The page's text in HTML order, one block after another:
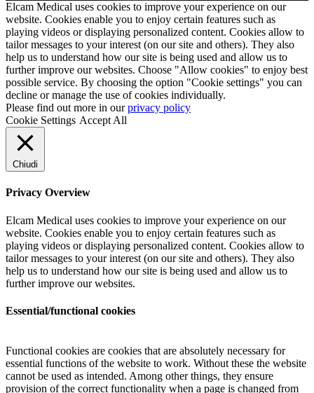
Elcam Medical uses cookies to improve your experience on our
website. Cookies enable you to enjoy certain features such as
playing videos or displaying personalized content. Cookies allow to
tailor messages to your interest (on our site and others). They also
help us to understand how our site is being used and allow us to
further improve our websites. Choose "Allow cookies" to enjoy best
possible service. By choosing the option "Cookie settings" you can
decline or manage the use of cookies individually.
Please find out more in ourprivacy policy
Cookie Settings Accept All
Chiudi
Privacy Overview
Elcam Medical uses cookies to improve your experience on our
website. Cookies enable you to enjoy certain features such as
playing videos or displaying personalized content. Cookies allow to
tailor messages to your interest (on our site and others). They also
help us to understand how our site is being used and allow us to
further improve our websites.
Essential/functional cookies
Functional cookies are cookies that are absolutely necessary for
essential functions of the website to work. Without these the website
cannot be used as intended. Among other things, they ensure
provision of the correct functionality when a page is changed from